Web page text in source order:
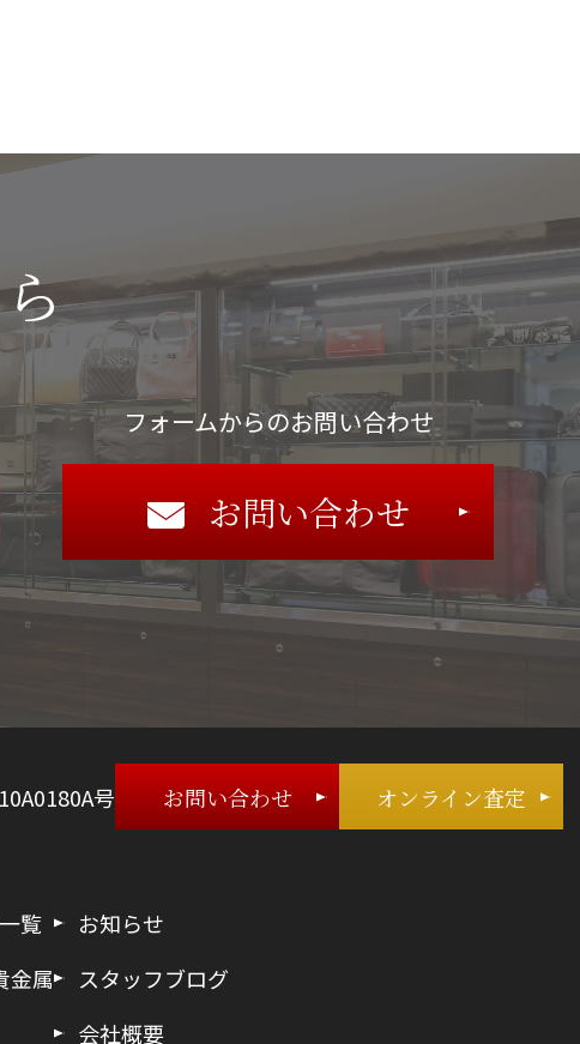
フォームからのお問い合わせ
お問い合わせ
号 お問い合わせ オンライン査定
覧
金属
お知らせ
スタッフブログ
会社概要